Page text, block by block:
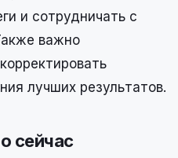
и сотрудничать с
важно
лучших результатов.
сейчас